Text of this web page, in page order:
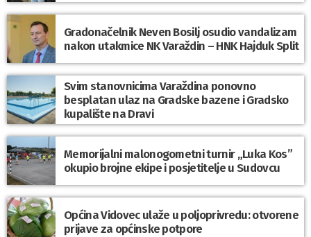
Gradonačelnik Neven Bosilj osudio vandalizam
nakon utakmice NK Varaždin – HNK Hajduk Split
Svim stanovnicima Varaždina ponovno
besplatan ulaz na Gradske bazene i Gradsko
kupalište na Dravi
Memorijalni malonogometni turnir „Luka Kos”
okupio brojne ekipe i posjetitelje u Sudovcu
Općina Vidovec ulaže u poljoprivredu: otvorene
prijave za općinske potpore